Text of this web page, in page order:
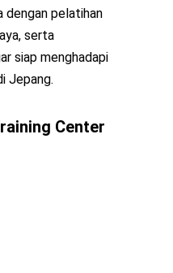
dengan pelatihan
serta
siap menghadapi
Jepang.
Center